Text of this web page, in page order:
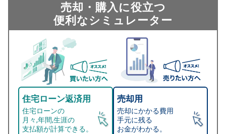
売却・購入に役立つ
便利なシミュレーター
住宅ローン返済用
住宅ローンの
月々,年間,生涯の
支払額が計算できる。
売却用
売却にかかる費用
手元に残る
お金がわかる。